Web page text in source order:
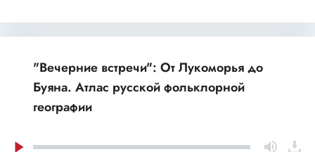
"Вечерние встречи": От Лукоморья до
Буяна. Атлас русской фольклорной
географии